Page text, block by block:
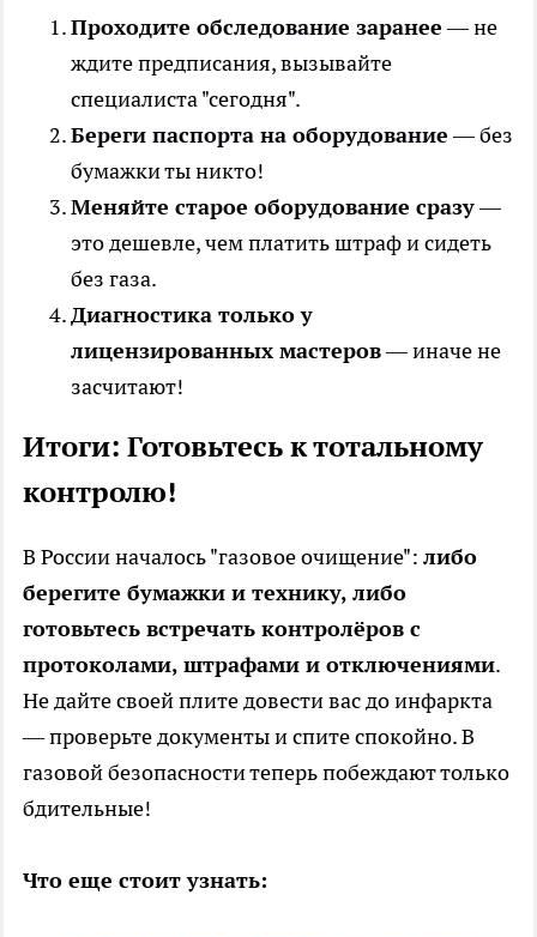
Проходите обследование заранее— не
ждите предписания, вызывайте
специалиста "сегодня".
Береги паспорта на оборудование— без
бумажки ты никто!
Меняйте старое оборудование сразу—
это дешевле, чем платить штраф и сидеть
без газа.
Диагностика только у
лицензированных мастеров— иначе не
засчитают!
Итоги: Готовьтесь к тотальному
контролю!
В России началось "газовое очищение": либо
берегите бумажки и технику, либо
готовьтесь встречать контролёров с
протоколами, штрафами и отключениями.
Не дайте своей плите довести вас до инфаркта
— проверьте документы и спите спокойно. В
газовой безопасности теперь побеждают только
бдительные!
Что еще стоит узнать: